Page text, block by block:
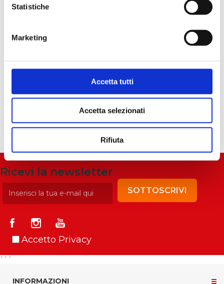
Statistiche
Marketing
Accetta tutti
Accetta selezionati
Rifiuta
marchio in modo straordinario. Scoprite come la
nostra esperienza nella stampa personalizzata e
differenza nella visibilità del vostro marchio.
Ricevi la newsletter
SOTTOSCRIVI
Accetto Privacy
```
INFORMAZIONI